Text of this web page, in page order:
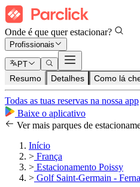
Onde é que quer estacionar?
Profissionais
PT
Resumo Detalhes Como lá
Todas as tuas reservas na nossa app
Baixe o aplicativo
Ver mais parques de
Início
> França
> Estacionamento Poissy
> Golf Saint-Germain -